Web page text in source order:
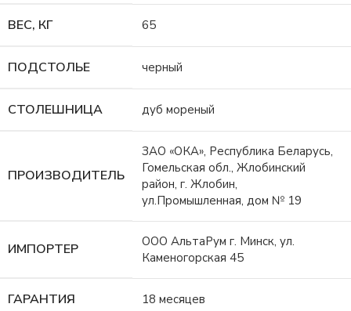
ВЕС, КГ 65
ПОДСТОЛЬЕ черный
СТОЛЕШНИЦА дуб мореный
ПРОИЗВОДИТЕЛЬ
ЗАО «ОКА», Республика Беларусь,
Гомельская обл., Жлобинский
район, г. Жлобин,
ул.Промышленная, дом № 19
ИМПОРТЕР
ООО АльтаРум г. Минск, ул.
Каменогорская 45
ГАРАНТИЯ 18 месяцев